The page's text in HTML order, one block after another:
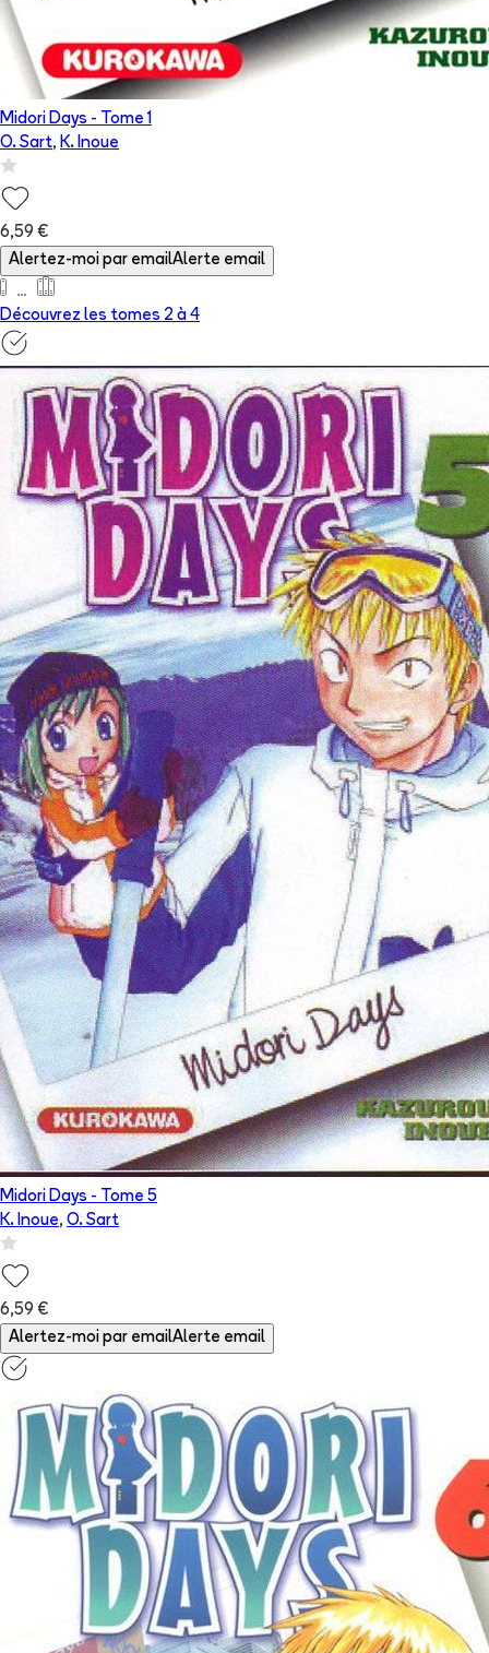
Midori Days - Tome 1
O. Sart, K. Inoue
6,59 €
Alertez-moi par emailAlerte email
Découvrez les tomes 2 à 4
Midori Days - Tome 5
K. Inoue, O. Sart
6,59 €
Alertez-moi par emailAlerte email